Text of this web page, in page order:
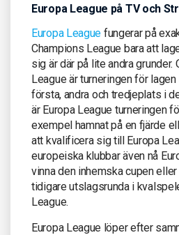
Europa League på TV och
Europa League fungerar på
Champions League bara att
sig är där på lite andra grunder.
League är turneringen för
första, andra och tredjeplats i
är Europa League turneringen
exempel hamnat på en fjärde
att kvalificera sig till Europa
europeiska klubbar även nå
vinna den inhemska cupen
tidigare utslagsrunda i
League.
Europa League löper efter